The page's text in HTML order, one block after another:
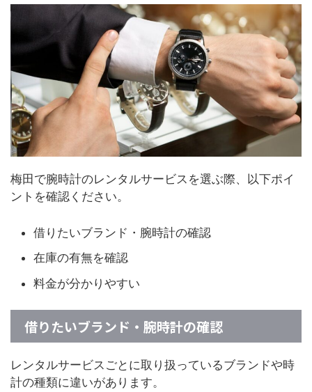
梅田で腕時計のレンタルサービスを選ぶ際、以下ポイ
ントを確認ください。
借りたいブランド・腕時計の確認
在庫の有無を確認
料金が分かりやすい
借りたいブランド・腕時計の確認
レンタルサービスごとに取り扱っているブランドや時
計の種類に違いがあります。